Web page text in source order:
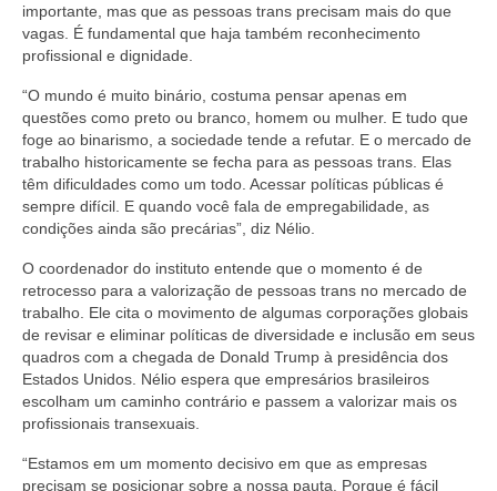
importante, mas que as pessoas trans precisam mais do que
vagas. É fundamental que haja também reconhecimento
profissional e dignidade.
“O mundo é muito binário, costuma pensar apenas em
questões como preto ou branco, homem ou mulher. E tudo que
foge ao binarismo, a sociedade tende a refutar. E o mercado de
trabalho historicamente se fecha para as pessoas trans. Elas
têm dificuldades como um todo. Acessar políticas públicas é
sempre difícil. E quando você fala de empregabilidade, as
condições ainda são precárias”, diz Nélio.
O coordenador do instituto entende que o momento é de
retrocesso para a valorização de pessoas trans no mercado de
trabalho. Ele cita o movimento de algumas corporações globais
de revisar e eliminar políticas de diversidade e inclusão em seus
quadros com a chegada de Donald Trump à presidência dos
Estados Unidos. Nélio espera que empresários brasileiros
escolham um caminho contrário e passem a valorizar mais os
profissionais transexuais.
“Estamos em um momento decisivo em que as empresas
precisam se posicionar sobre a nossa pauta. Porque é fácil